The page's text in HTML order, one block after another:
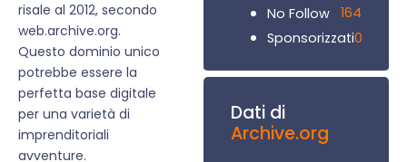
risale al 2012, secondo
web.archive.org.
Questo dominio unico
potrebbe essere la
perfetta base digitale
per una varietà di
imprenditoriali
avventure.
No Follow 164
Sponsorizzati0
Dati di
Archive.org